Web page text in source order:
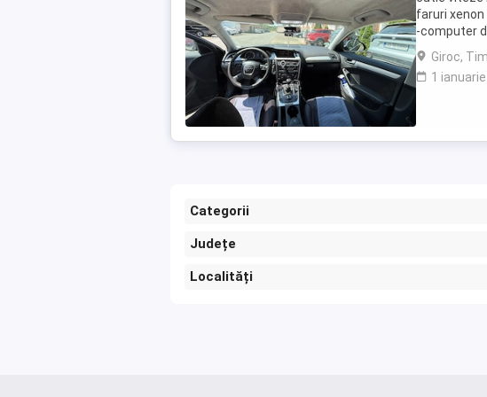
faruri
-computer
masina +
Giroc,
1 ianuarie
Categorii
Județe
Localități